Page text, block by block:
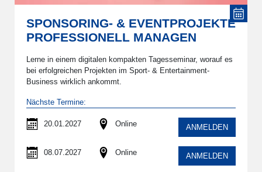
SPONSORING- & EVENTPROJEKTE
PROFESSIONELL MANAGEN
Lerne in einem digitalen kompakten Tagesseminar, worauf es
bei erfolgreichen Projekten im Sport- & Entertainment-
Business wirklich ankommt.
Nächste Termine:
20.01.2027 Online ANMELDEN
08.07.2027 Online ANMELDEN